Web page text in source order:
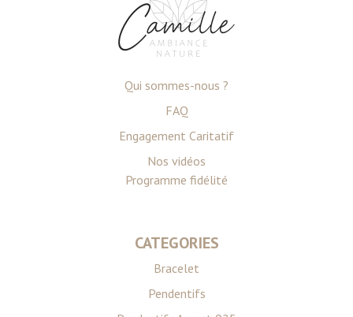
votre consentement à tout moment à partir de la
déclaration sur les cookies.
et les annonces, d'offrir des fonctionnalités relatives aux
médias sociaux et d'analyser notre trafic. Nous
partageons également des informations sur l'utilisation de
publicité et d'analyse, qui peuvent combiner celles-ci
avec d'autres informations que vous leur avez fournies
Qui sommes-nous ?
FAQ
Engagement Caritatif
Nos vidéos
Programme fidélité
CATEGORIES
Bracelet
Pendentifs